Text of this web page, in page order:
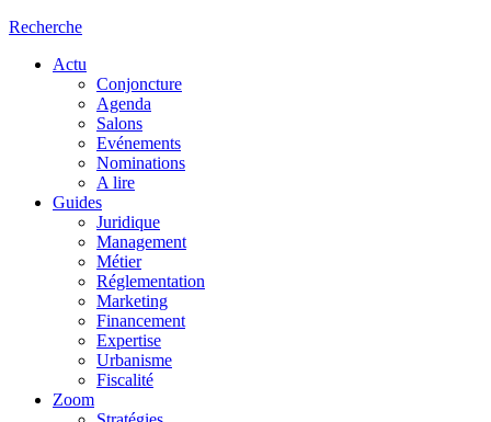
Recherche
Actu
Conjoncture
Agenda
Salons
Evénements
Nominations
A lire
Guides
Juridique
Management
Métier
Réglementation
Marketing
Financement
Expertise
Urbanisme
Fiscalité
Zoom